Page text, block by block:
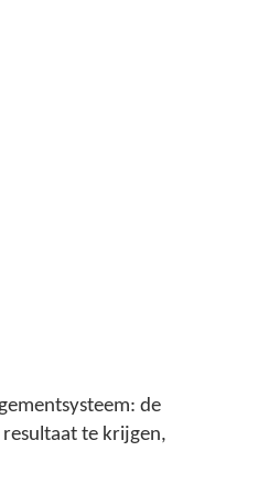
de
te krijgen,